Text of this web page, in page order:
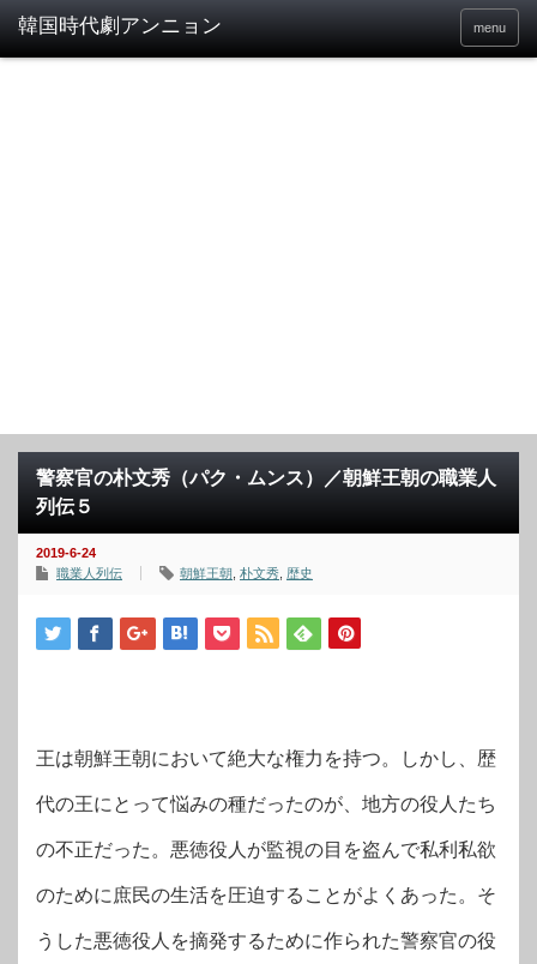
menu
警察官の朴文秀（パク・ムンス）／朝鮮王朝の職業人
列伝５
2019-6-24
職業人列伝
朝鮮王朝 朴文秀 歴史
王は朝鮮王朝において絶大な権力を持つ。しかし、歴
代の王にとって悩みの種だったのが、地方の役人たち
の不正だった。悪徳役人が監視の目を盗んで私利私欲
のために庶民の生活を圧迫することがよくあった。そ
うした悪徳役人を摘発するために作られた警察官の役